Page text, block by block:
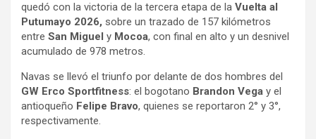
quedó con la victoria de la tercera etapa de la Vuelta al
Putumayo 2026, sobre un trazado de 157 kilómetros
entre San Miguel y Mocoa, con final en alto y un desnivel
acumulado de 978 metros.
Navas se llevó el triunfo por delante de dos hombres del
GW Erco Sportfitness: el bogotano Brandon Vega y el
antioqueño Felipe Bravo, quienes se reportaron 2° y 3°,
respectivamente.